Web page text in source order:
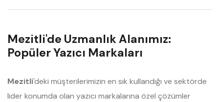
Mezitli'de Uzmanlık Alanımız:
Popüler Yazıcı Markaları
Mezitli'deki müşterilerimizin en sık kullandığı ve sektörde
lider konumda olan yazıcı markalarına özel çözümler